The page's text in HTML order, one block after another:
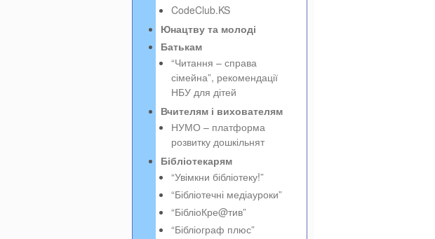
CodeClub.KS
Юнацтву та молоді
Батькам
“Читання – справа
сімейна”, рекомендації
НБУ для дітей
Вчителям і вихователям
НУМО – платформа
розвитку дошкільнят
Бібліотекарям
“Увімкни бібліотеку!”
“Бібліотечні медіауроки”
“БібліоКре@тив”
“Бібліограф плюс”